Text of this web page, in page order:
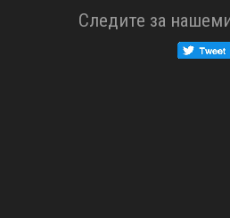
Cледите за